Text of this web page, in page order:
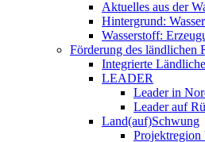
Aktuelles aus der
Hintergrund:
Wasserstoff:
Förderung des ländlichen
Integrierte
LEADER
Leader in
Leader auf
Land(auf)Schwung
Projektregion